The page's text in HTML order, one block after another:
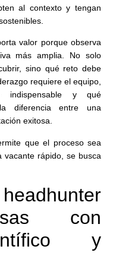
al contexto y tengan
valor porque observa
más amplia. No solo
sino qué reto debe
requiere el equipo,
indispensable y qué
diferencia entre una
exitosa.
que el proceso sea
vacante rápido, se busca
con
y